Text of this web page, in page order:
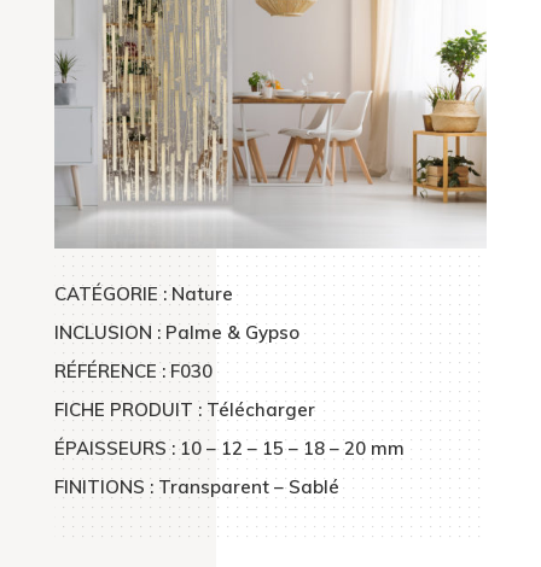
CATÉGORIE : Nature
INCLUSION : Palme & Gypso
RÉFÉRENCE : F030
FICHE PRODUIT : Télécharger
ÉPAISSEURS : 10 – 12 – 15 – 18 – 20 mm
FINITIONS : Transparent – Sablé